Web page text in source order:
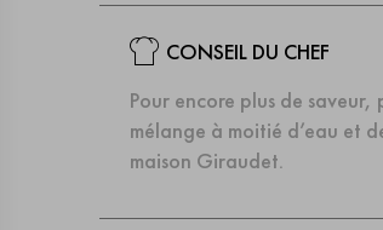
CONSEIL DU CHEF
Pour encore plus de
mélange à moitié d’eau et
maison Giraudet.